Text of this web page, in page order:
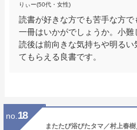
りぃー(50代・女性)
読書が好きな方でも苦手な方
一冊はいかがでしょうか。小難
読後は前向きな気持ちや明る
てもらえる良書です。
no. 18
またたび浴びたタマ／村上春